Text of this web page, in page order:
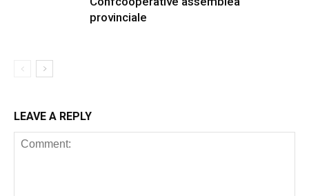
provinciale
LEAVE A REPLY